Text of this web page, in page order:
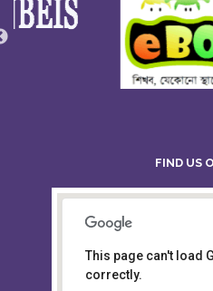
FIND US
Board of
Secondary
This page can't load
correctly.